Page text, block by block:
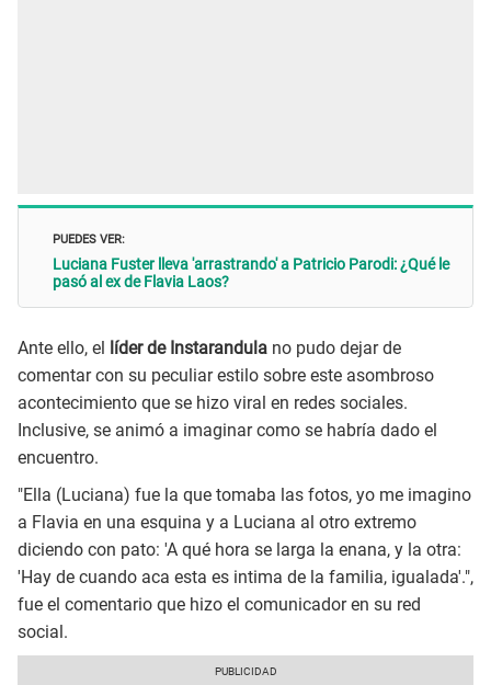
PUEDES VER:
Luciana Fuster lleva 'arrastrando' a Patricio Parodi: ¿Qué le
pasó al ex de Flavia Laos?
Ante ello, el líder de Instarandula no pudo dejar de
comentar con su peculiar estilo sobre este asombroso
acontecimiento que se hizo viral en redes sociales.
Inclusive, se animó a imaginar como se habría dado el
encuentro.
"Ella (Luciana) fue la que tomaba las fotos, yo me imagino
a Flavia en una esquina y a Luciana al otro extremo
diciendo con pato: 'A qué hora se larga la enana, y la otra:
'Hay de cuando aca esta es intima de la familia, igualada'.",
fue el comentario que hizo el comunicador en su red
social.